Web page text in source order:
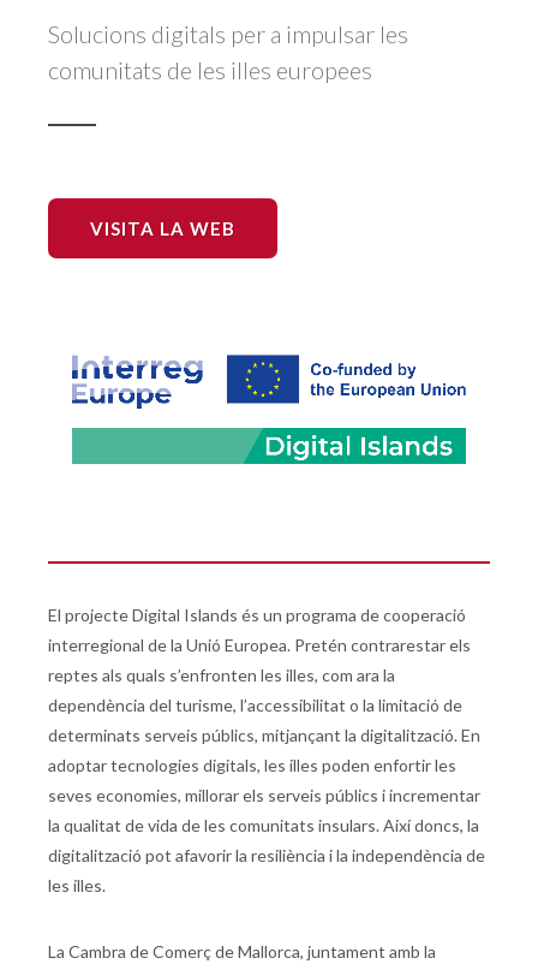
Solucions digitals per a impulsar les
comunitats de les illes europees
VISITA LA WEB
El projecte Digital Islands és un programa de cooperació
interregional de la Unió Europea. Pretén contrarestar els
reptes als quals s’enfronten les illes, com ara la
dependència del turisme, l’accessibilitat o la limitació de
determinats serveis públics, mitjançant la digitalització. En
adoptar tecnologies digitals, les illes poden enfortir les
seves economies, millorar els serveis públics i incrementar
la qualitat de vida de les comunitats insulars. Així doncs, la
digitalització pot afavorir la resiliència i la independència de
les illes.
La Cambra de Comerç de Mallorca, juntament amb la